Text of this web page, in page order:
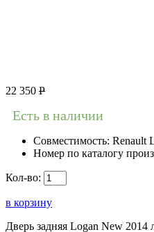
22 350 Р
Есть в наличии
Совместимость: Renault
Номер по каталогу
Кол-во:
в корзину
Дверь задняя Logan New 2014